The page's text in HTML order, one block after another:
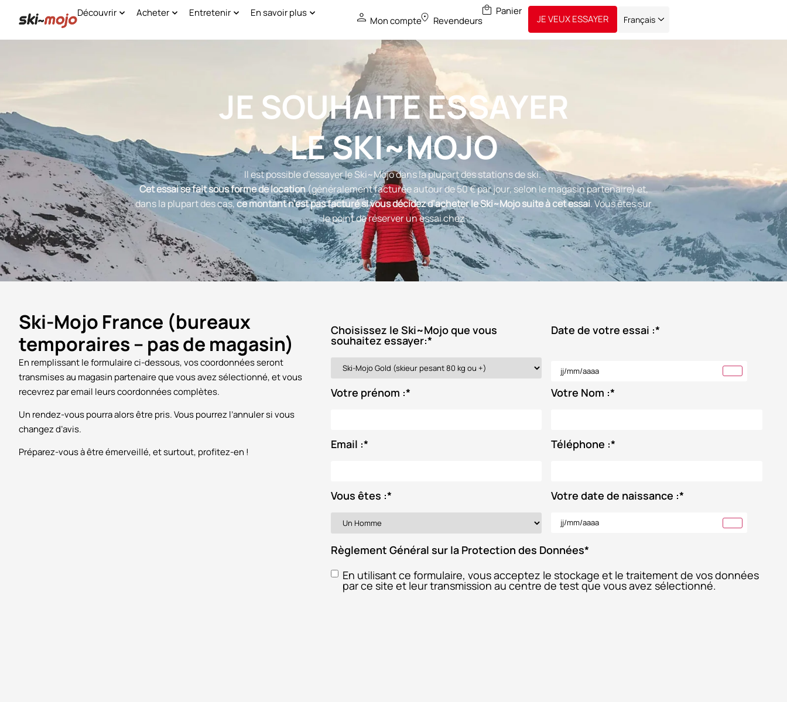
Découvrir Acheter Entretenir En savoir plus
Mon compte Revendeurs JE VEUX ESSAYER Français
JE SOUHAITE ESSAYER
LE SKI~MOJO
Il est possible d’essayer le Ski~Mojo dans la plupart des stations de ski.
Cet essai se fait sous forme de location(généralement facturée autour de 50 € par jour, selon le magasin partenaire) et,
dans la plupart des cas,ce montant n’est pas facturé si vous décidez d’acheter le Ski~Mojo suite à cet essai. Vous êtes sur
le point de réserver un essai chez
Ski-Mojo France (bureaux
temporaires – pas de magasin)
En remplissant le formulaire ci-dessous, vos coordonnées seront
transmises au magasin partenaire que vous avez sélectionné, et vous
recevrez par email leurs coordonnées complètes.
Un rendez-vous pourra alors être pris. Vous pourrez l’annuler si vous
changez d’avis.
Préparez-vous à être émerveillé, et surtout, profitez-en !
Choisissez le Ski~Mojo que vous
souhaitez essayer:*
Date de votre essai :*
Votre prénom :* Votre Nom :*
Email :* Téléphone :*
Vous êtes :* Votre date de naissance :*
Règlement Général sur la Protection des Données*
En utilisant ce formulaire, vous acceptez le stockage et le traitement de vos données
par ce site et leur transmission au centre de test que vous avez sélectionné.